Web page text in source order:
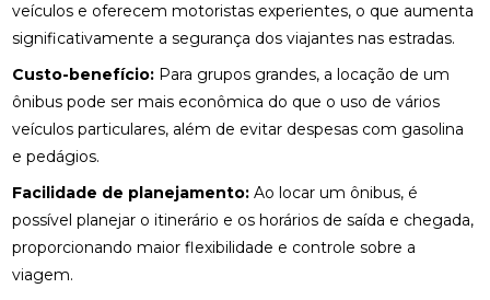
veículos e oferecem motoristas experientes, o que aumenta
significativamente a segurança dos viajantes nas estradas.
Custo-benefício: Para grupos grandes, a locação de um
ônibus pode ser mais econômica do que o uso de vários
veículos particulares, além de evitar despesas com gasolina
e pedágios.
Facilidade de planejamento: Ao locar um ônibus, é
possível planejar o itinerário e os horários de saída e chegada,
proporcionando maior flexibilidade e controle sobre a
viagem.